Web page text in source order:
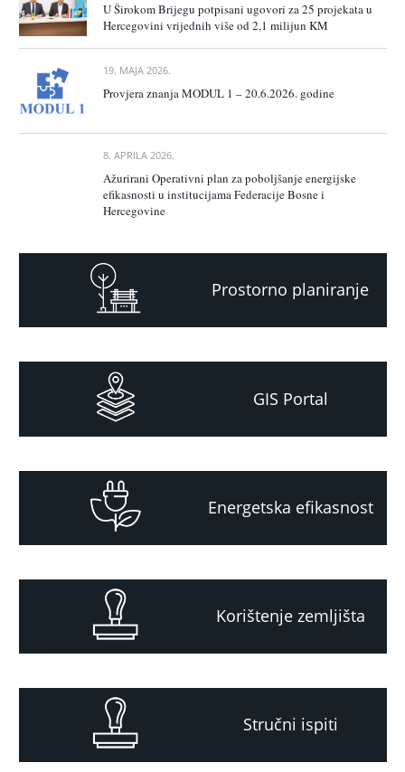
U Širokom Brijegu potpisani ugovori za 25 projekata u
Hercegovini vrijednih više od 2,1 milijun KM
19. MAJA 2026.
Provjera znanja MODUL 1 – 20.6.2026. godine
8. APRILA 2026.
Ažurirani Operativni plan za poboljšanje energijske
efikasnosti u institucijama Federacije Bosne i
Hercegovine
Prostorno planiranje
GIS Portal
Energetska efikasnost
Korištenje zemljišta
Stručni ispiti